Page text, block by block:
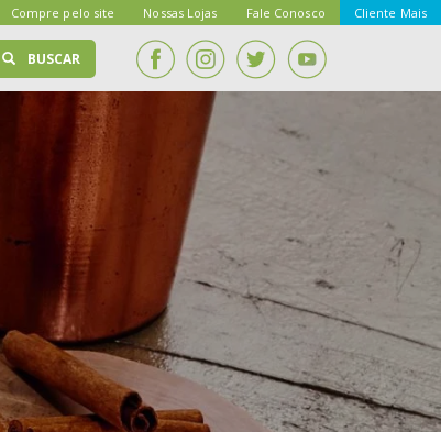
Compre pelo site Nossas Lojas Fale Conosco Cliente Mais
BUSCAR